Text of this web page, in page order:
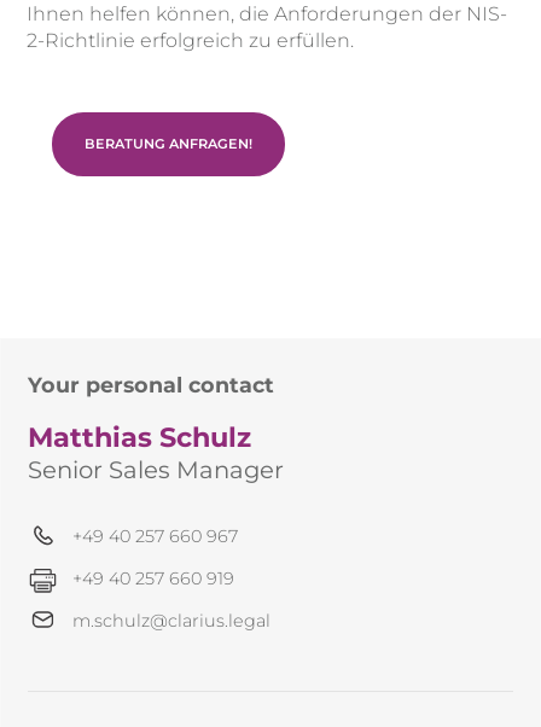
Ihnen helfen können, die Anforderungen der NIS-
2-Richtlinie erfolgreich zu erfüllen.
BERATUNG ANFRAGEN!
Your personal contact
Matthias Schulz
Senior Sales Manager
+49 40 257 660 967
+49 40 257 660 919
m.schulz@clarius.legal